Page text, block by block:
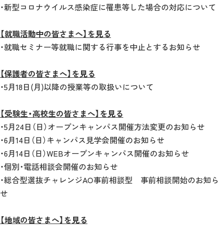
・新型コロナウイルス感染症に罹患等した場合の対応について
【就職活動中の皆さまへ】を見る
・就職セミナー等就職に関する行事を中止とするお知らせ
【保護者の皆さまへ】を見る
・5月18日(月)以降の授業等の取扱いについて
【受験生・高校生の皆さまへ】を見る
・5月24日（日）オープンキャンパス開催方法変更のお知らせ
・6月14日（日）キャンパス見学会開催のお知らせ
・6月14日（日）WEBオープンキャンパス開催のお知らせ
・個別・電話相談会開催のお知らせ
・総合型選抜チャレンジAO事前相談型 事前相談開始のお知ら
せ
【地域の皆さまへ】を見る